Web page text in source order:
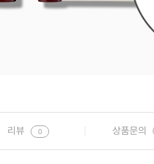
리뷰 0 상품문의